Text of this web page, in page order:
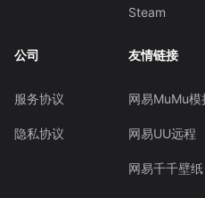
Steam
公司
服务协议
隐私协议
友情链接
网易MuMu模
网易UU远程
网易千千壁纸